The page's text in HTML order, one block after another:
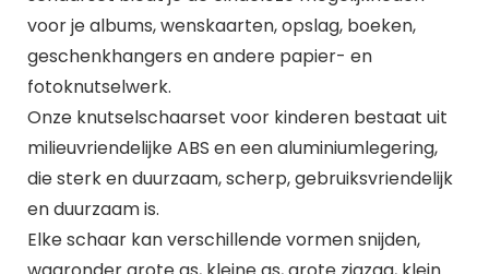
voor je albums, wenskaarten, opslag, boeken,
geschenkhangers en andere papier- en
fotoknutselwerk.
Onze knutselschaarset voor kinderen bestaat uit
milieuvriendelijke ABS en een aluminiumlegering,
die sterk en duurzaam, scherp, gebruiksvriendelijk
en duurzaam is.
Elke schaar kan verschillende vormen snijden,